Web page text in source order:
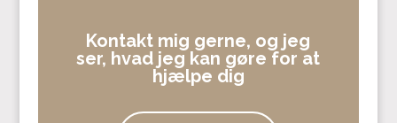
Kontakt mig gerne, og jeg
ser, hvad jeg kan gøre for at
hjælpe dig